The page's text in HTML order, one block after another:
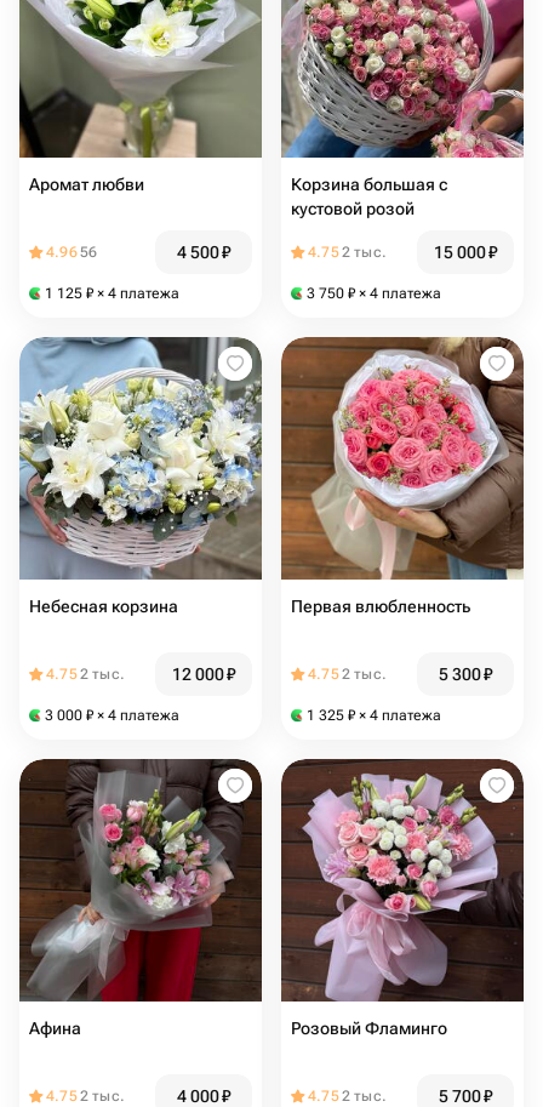
Аромат любви
4.9656 4 500₽
1 125 ₽ × 4 платежа
Корзина большая с
кустовой розой
4.752 тыс. 15 000₽
3 750 ₽ × 4 платежа
Небесная корзина
4.752 тыс. 12 000₽
3 000 ₽ × 4 платежа
Первая влюбленность
4.752 тыс. 5 300₽
1 325 ₽ × 4 платежа
Афина
4.752 тыс. 4 000₽
Розовый Фламинго
4.752 тыс. 5 700₽